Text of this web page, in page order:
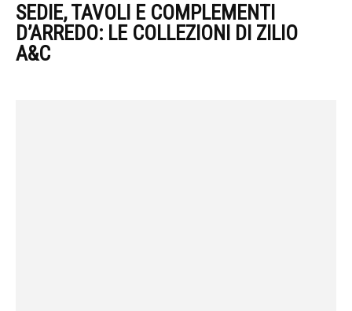
SEDIE, TAVOLI E COMPLEMENTI
D’ARREDO: LE COLLEZIONI DI ZILIO
A&C